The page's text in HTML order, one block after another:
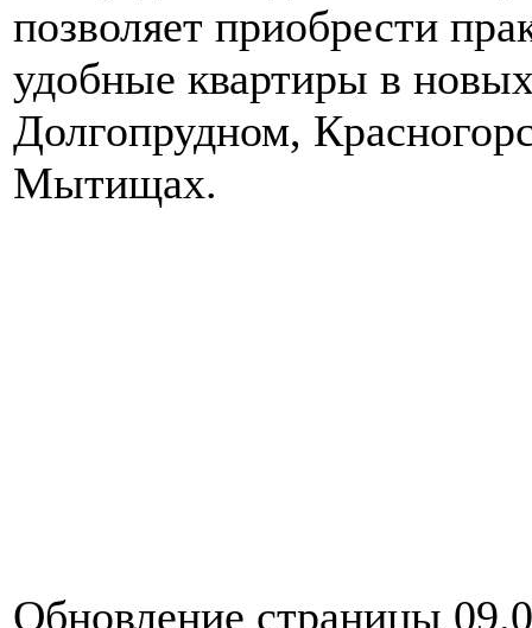
позволяет приобрести
удобные квартиры в
Долгопрудном,
Мытищах.
Обновление страницы